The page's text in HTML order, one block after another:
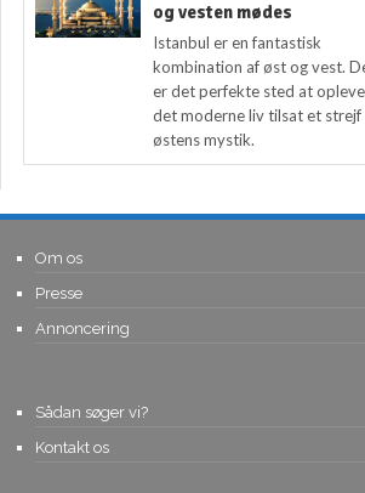
og vesten mødes
Istanbul er en fantastisk
kombination af øst og vest.
er det perfekte sted at opleve
det moderne liv tilsat et strejf
østens mystik.
Om os
Presse
Annoncering
Sådan søger vi?
Kontakt os